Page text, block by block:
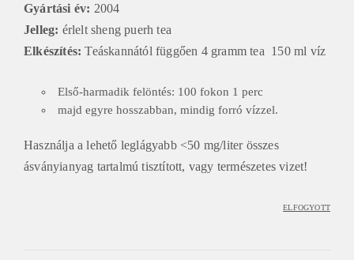
Gyártási év: 2004
Jelleg: érlelt sheng puerh tea
Elkészítés:Teáskannától függően 4 gramm tea 150 ml víz
Első-harmadik felöntés: 100 fokon 1 perc
majd egyre hosszabban, mindig forró vízzel.
Használja a lehető leglágyabb <50 mg/liter összes
ásványianyag tartalmú tisztított, vagy természetes vizet!
ELFOGYOTT